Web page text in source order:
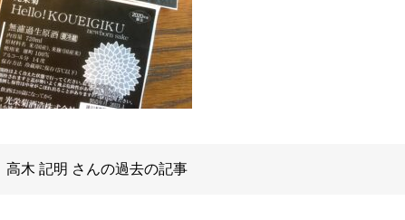
高木 記明 さんの過去の記事